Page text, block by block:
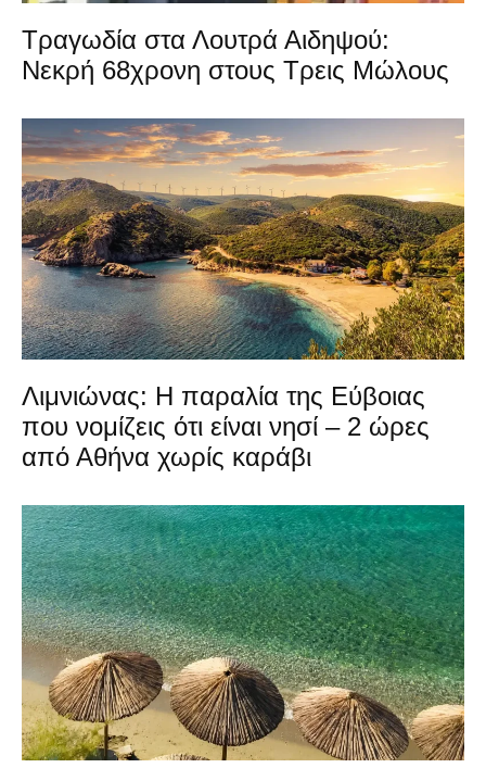
Τραγωδία στα Λουτρά Αιδηψού:
Νεκρή 68χρονη στους Τρεις Μώλους
Λιμνιώνας: Η παραλία της Εύβοιας
που νομίζεις ότι είναι νησί – 2 ώρες
από Αθήνα χωρίς καράβι